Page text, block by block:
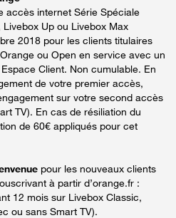
accès internet Série Spéciale
Up ou Livebox Max
2018 pour les clients titulaires
ou Open en service avec un
Client. Non cumulable. En
de votre premier accès,
sur votre second accès
TV). En cas de résiliation du
de 60€ appliqués pour cet
pour les nouveaux clients
à partir d’orange.fr :
12 mois sur Livebox Classic,
ou sans Smart TV).